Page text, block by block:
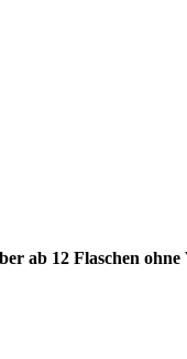
ab 12 Flaschen ohne